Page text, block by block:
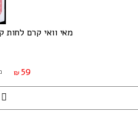
מאי וואי קרם לחות
₪ 59